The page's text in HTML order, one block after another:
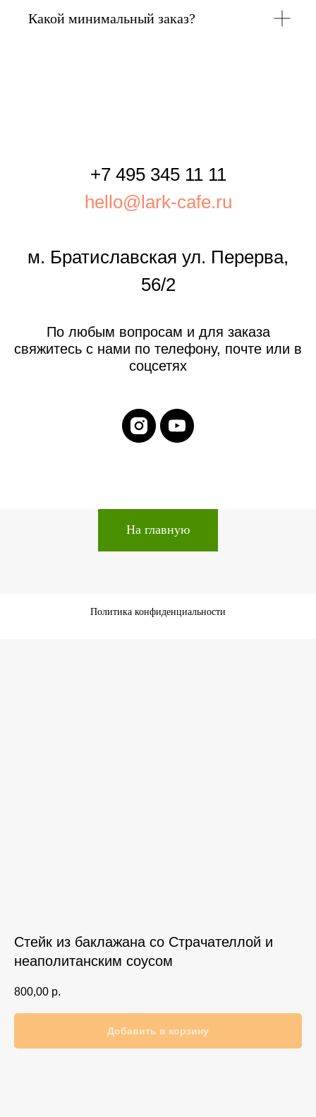
Какой минимальный заказ?
+7 495 345 11 11
hello@lark-cafe.ru
м. Братиславская ул. Перерва,
56/2
По любым вопросам и для заказа
свяжитесь с нами по телефону, почте или в
соцсетях
На главную
Политика конфиденциальности
Стейк из баклажана со Страчателлой и
неаполитанским соусом
800,00 р.
Добавить в корзину